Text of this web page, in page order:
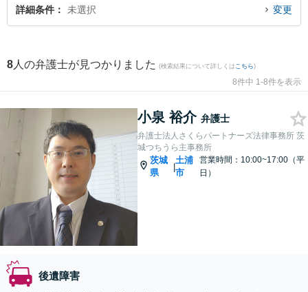
相談できる土浦市内の弁護士に相談予約したい』などでお困りの相談者さんに
詳細条件 未選択 変更
8 人の弁護士が見つかりました (検索結果について詳しくは こちら)
8件中 1-8件を表示
小泉 裕介 弁護士
弁護士法人さくらパートナーズ法律事務所 茨
城つちうら主事務所
茨城
県
|
土浦
市
営業時間：10:00~17:00（平
日）
後遺障害